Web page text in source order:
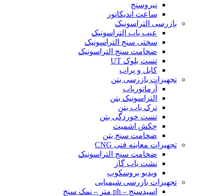
نیروسنج
ساعت اندیکاتور
بازرسی التراسونیک
عیب یاب التراسونیک
سختی سنج التراسونیک
ضخامت سنج التراسونیک
تست بلوک UT
کابل و پراب
تجهیزات بازرسی بتن
آرماتوریاب
التراسونیک بتن
ترک یاب بتن
تست خوردگی بتن
چکش اشمیت
ضخامت سنج بتن
تجهیزات معاینه فنی CNG
ضخامت سنج التراسونیک
نشت یاب گاز
ویدیو بروسکوپ
تجهیزات بازرسی شیمیایی
اسیدسنج – ph متر – نمک سنج